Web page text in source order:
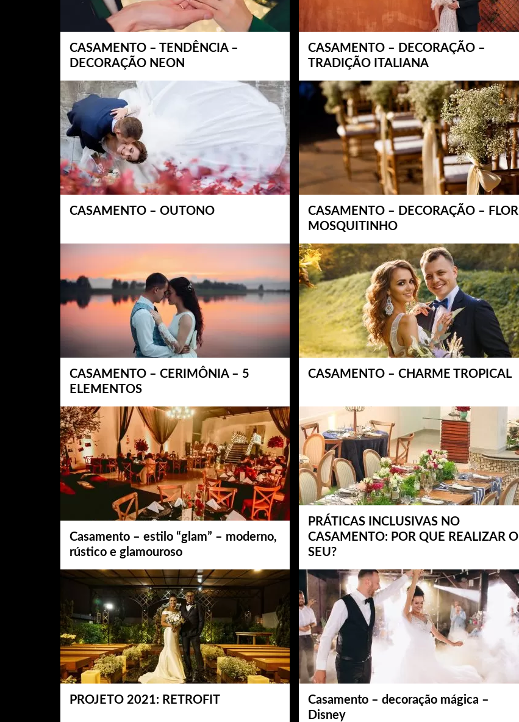
CASAMENTO – TENDÊNCIA –
DECORAÇÃO NEON
CASAMENTO – DECORAÇÃO –
TRADIÇÃO ITALIANA
CASAMENTO – OUTONO
CASAMENTO – DECORAÇÃO – FLOR
MOSQUITINHO
CASAMENTO – CERIMÔNIA – 5
ELEMENTOS
CASAMENTO – CHARME TROPICAL
Casamento – estilo “glam” – moderno,
rústico e glamouroso
PRÁTICAS INCLUSIVAS NO
CASAMENTO: POR QUE REALIZAR O
SEU?
PROJETO 2021: RETROFIT
Casamento – decoração mágica –
Disney